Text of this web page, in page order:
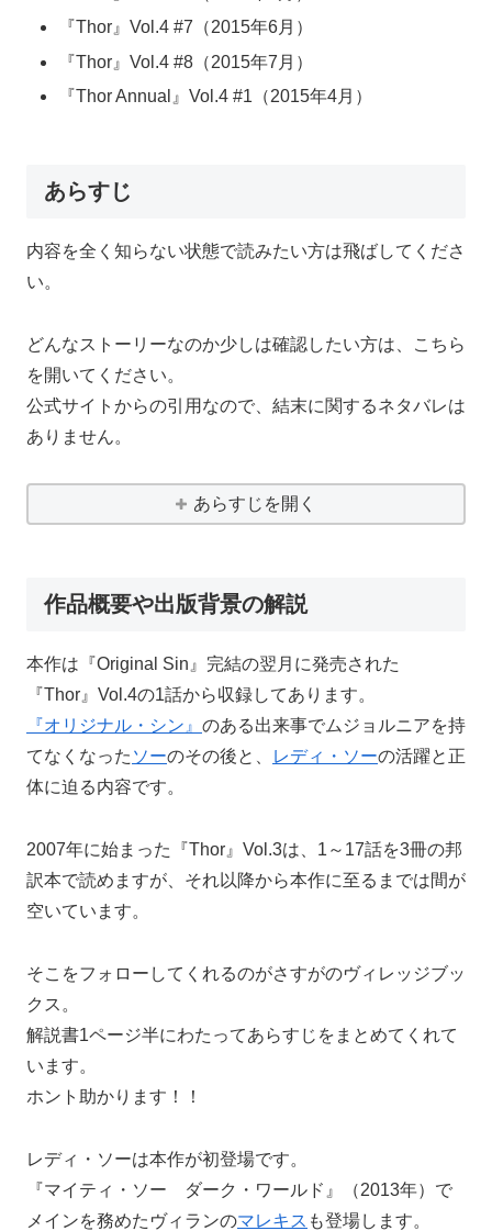
『Thor』Vol.4 #7（2015年6月）
『Thor』Vol.4 #8（2015年7月）
『Thor Annual』Vol.4 #1（2015年4月）
あらすじ
内容を全く知らない状態で読みたい方は飛ばしてくださ
い。
どんなストーリーなのか少しは確認したい方は、こちら
を開いてください。
公式サイトからの引用なので、結末に関するネタバレは
ありません。
あらすじを開く
作品概要や出版背景の解説
本作は『Original Sin』完結の翌月に発売された
『Thor』Vol.4の1話から収録してあります。
『オリジナル・シン』 のある出来事でムジョルニアを持
てなくなった ソーのその後と、 レディ・ソーの活躍と正
体に迫る内容です。
2007年に始まった『Thor』Vol.3は、1～17話を3冊の邦
訳本で読めますが、それ以降から本作に至るまでは間が
空いています。
そこをフォローしてくれるのがさすがのヴィレッジブッ
クス。
解説書1ページ半にわたってあらすじをまとめてくれて
います。
ホント助かります！！
レディ・ソーは本作が初登場です。
『マイティ・ソー ダーク・ワールド』（2013年）で
メインを務めたヴィランのマレキス も登場します。